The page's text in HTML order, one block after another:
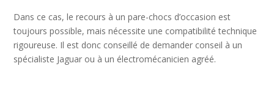
Dans ce cas, le recours à un pare-chocs d’occasion est
toujours possible, mais nécessite une compatibilité technique
rigoureuse. Il est donc conseillé de demander conseil à un
spécialiste Jaguar ou à un électromécanicien agréé.